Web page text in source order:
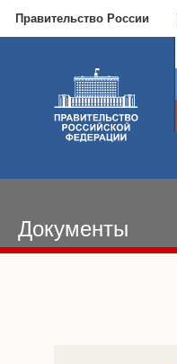
Правительство России
Документы